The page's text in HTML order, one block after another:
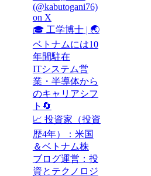
(@kabutogani76)
on X
🎓 工学博士 | 🌏
ベトナムには10
年間駐在
ITシステム営
業・半導体から
のキャリアシフ
ト🔄
📈 投資家（投資
歴4年）：米国
＆ベトナム株
ブログ運営：投
資とテクノロジ